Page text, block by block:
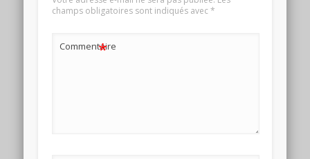
champs obligatoires sont indiqués avec*
Commentaire
*